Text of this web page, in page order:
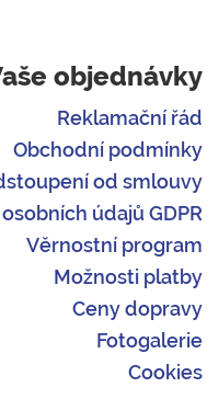
objednávky
Reklamační řád
Obchodní podmínky
od smlouvy
údajů GDPR
Věrnostní program
Možnosti platby
Ceny dopravy
Fotogalerie
Cookies